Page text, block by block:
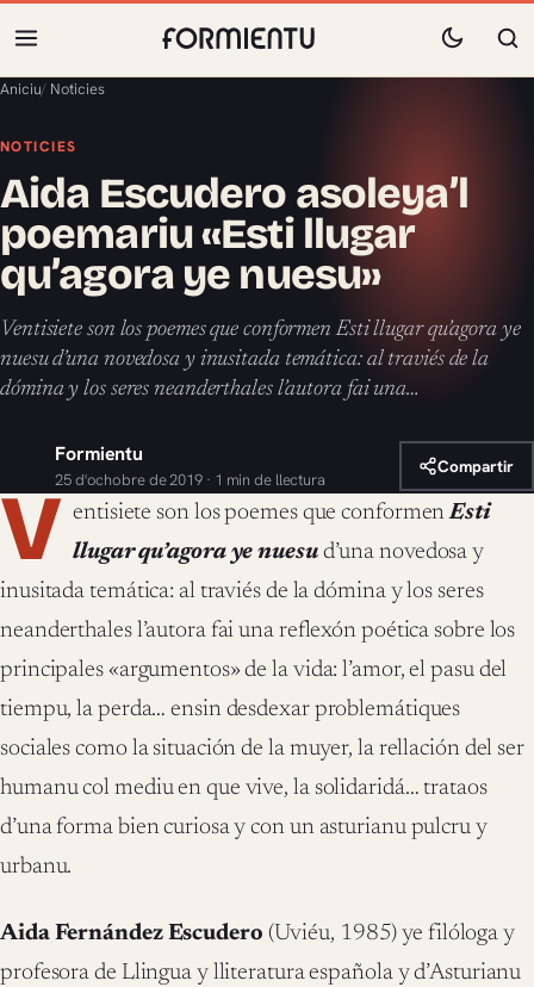
Aniciu/ Noticies
NOTICIES
Aida Escudero asoleya’l
poemariu «Esti llugar
qu’agora ye nuesu»
Ventisiete son los poemes que conformen Esti llugar qu’agora ye
nuesu d’una novedosa y inusitada temática: al traviés de la
dómina y los seres neanderthales l’autora fai una…
Formientu
25 d'ochobre de 2019 · 1 min de llectura
Compartir
V entisiete son los poemes que conformenEsti
llugar qu’agora ye nuesud’una novedosa y
inusitada temática: al traviés de la dómina y los seres
neanderthales l’autora fai una reflexón poética sobre los
principales «argumentos» de la vida: l’amor, el pasu del
tiempu, la perda… ensin desdexar problemátiques
sociales como la situación de la muyer, la rellación del ser
humanu col mediu en que vive, la solidaridá… trataos
d’una forma bien curiosa y con un asturianu pulcru y
urbanu.
Aida Fernández Escudero (Uviéu, 1985) ye filóloga y
profesora de Llingua y lliteratura española y d’Asturianu